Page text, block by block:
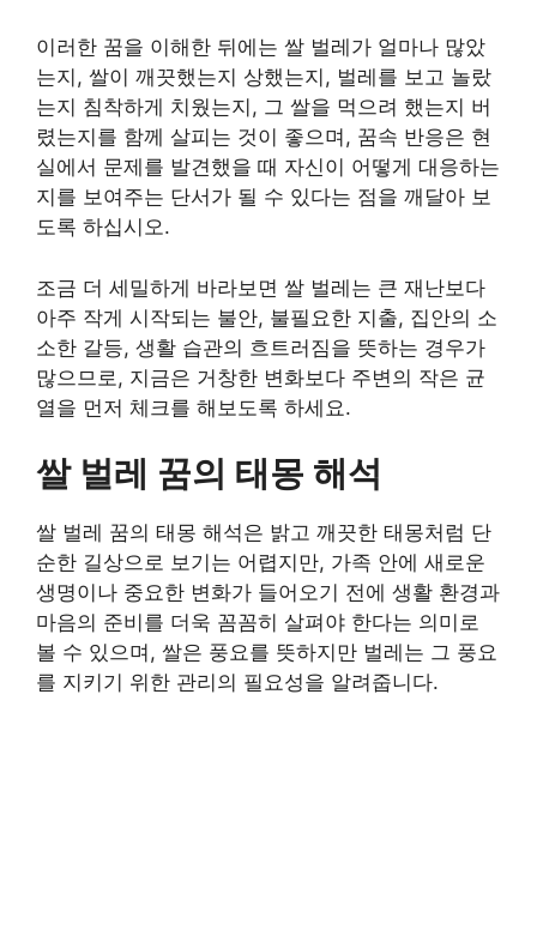
이러한 꿈을 이해한 뒤에는 쌀 벌레가 얼마나 많았
는지, 쌀이 깨끗했는지 상했는지, 벌레를 보고 놀랐
는지 침착하게 치웠는지, 그 쌀을 먹으려 했는지 버
렸는지를 함께 살피는 것이 좋으며, 꿈속 반응은 현
실에서 문제를 발견했을 때 자신이 어떻게 대응하는
지를 보여주는 단서가 될 수 있다는 점을 깨달아 보
도록 하십시오.
조금 더 세밀하게 바라보면 쌀 벌레는 큰 재난보다
아주 작게 시작되는 불안, 불필요한 지출, 집안의 소
소한 갈등, 생활 습관의 흐트러짐을 뜻하는 경우가
많으므로, 지금은 거창한 변화보다 주변의 작은 균
열을 먼저 체크를 해보도록 하세요.
쌀 벌레 꿈의 태몽 해석
쌀 벌레 꿈의 태몽 해석은 밝고 깨끗한 태몽처럼 단
순한 길상으로 보기는 어렵지만, 가족 안에 새로운
생명이나 중요한 변화가 들어오기 전에 생활 환경과
마음의 준비를 더욱 꼼꼼히 살펴야 한다는 의미로
볼 수 있으며, 쌀은 풍요를 뜻하지만 벌레는 그 풍요
를 지키기 위한 관리의 필요성을 알려줍니다.